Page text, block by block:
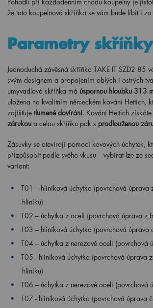
že tato koupelnová skříňka se vám bude líbit i za
Parametry skříňky
Jednoduchá závěsná skříňka TAKE IT SZD2 85
svým designem a propojením oblých i ostrých
umyvadlová skříňka má úspornou hloubku 313
uložena na kvalitním německém kování Hettich,
zajišťuje tlumené dovírání. Kování Hettich získáte
zárukou a celou skříňku pak s prodlouženou
Zásuvky se otevírají pomocí kovových úchytek,
přizpůsobit podle svého vkusu – vybírat lze ze
variant:
T01 – hliníková úchytka (povrchová úprava
hliníku)
T02 – úchytka z oceli (povrchová úprava z
T03 – hliníková úchytka (povrchová úprava
T04 – úchytka z nerezové oceli (povrchová
T05 - hliníková úchytka (povrchová úprava
hliníku)
T06 – úchytka z nerezové oceli (povrchová
T07 - hliníková úchytka (povrchová úprava